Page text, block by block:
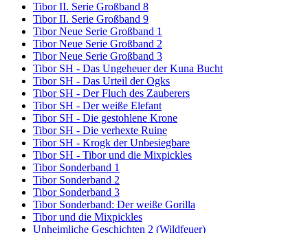
Tibor II. Serie Großband 8
Tibor II. Serie Großband 9
Tibor Neue Serie Großband 1
Tibor Neue Serie Großband 2
Tibor Neue Serie Großband 3
Tibor SH - Das Ungeheuer der Kuna Bucht
Tibor SH - Das Urteil der Ogks
Tibor SH - Der Fluch des Zauberers
Tibor SH - Der weiße Elefant
Tibor SH - Die gestohlene Krone
Tibor SH - Die verhexte Ruine
Tibor SH - Krogk der Unbesiegbare
Tibor SH - Tibor und die Mixpickles
Tibor Sonderband 1
Tibor Sonderband 2
Tibor Sonderband 3
Tibor Sonderband: Der weiße Gorilla
Tibor und die Mixpickles
Unheimliche Geschichten 2 (Wildfeuer)